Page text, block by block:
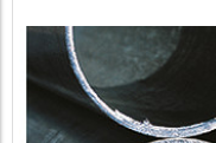
ДЕРЕВООБРАБОТКА